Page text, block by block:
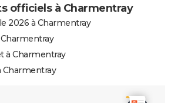
officiels à Charmentray
2026 à Charmentray
à Charmentray
Charmentray